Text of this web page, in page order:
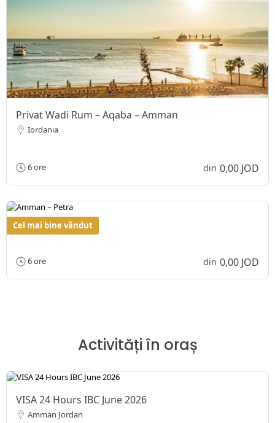
Privat Wadi Rum – Aqaba – Amman
Iordania
6 ore din 0,00 JOD
Cel mai bine vândut
Amman – Petra
6 ore din 0,00 JOD
Activități în oraș
VISA 24 Hours IBC June 2026
Amman Jordan